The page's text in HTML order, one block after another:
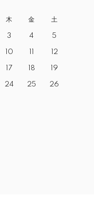
木 金 土
3 4 5
10 12
17 18 19
24 25 26